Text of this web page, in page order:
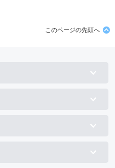
このページの先頭へ